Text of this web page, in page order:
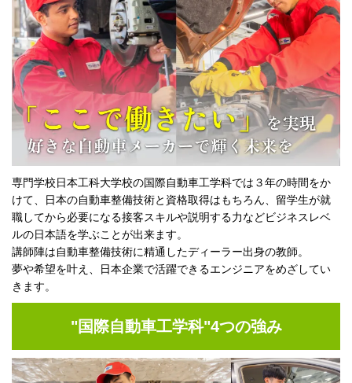
専門学校日本工科大学校の国際自動車工学科では３年の時間をか
けて、日本の自動車整備技術と資格取得はもちろん、留学生が就
職してから必要になる接客スキルや説明する力などビジネスレベ
ルの日本語を学ぶことが出来ます。
講師陣は自動車整備技術に精通したディーラー出身の教師。
夢や希望を叶え、日本企業で活躍できるエンジニアをめざしてい
きます。
"国際自動車工学科"4つの強み